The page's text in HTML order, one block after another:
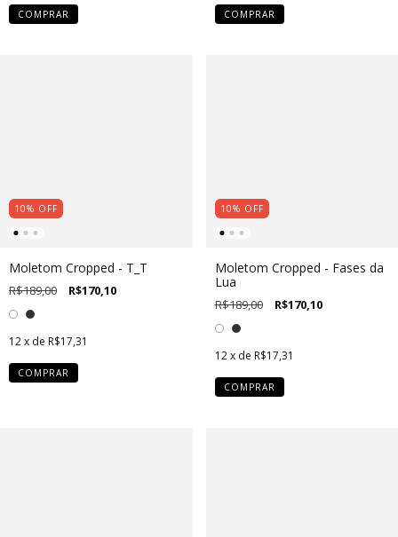
COMPRAR COMPRAR
10% OFF
Moletom Cropped - T_T
R$189,00 R$170,10
12x de R$17,31
COMPRAR
10% OFF
Moletom Cropped - Fases da
Lua
R$189,00 R$170,10
12 x de R$17,31
COMPRAR